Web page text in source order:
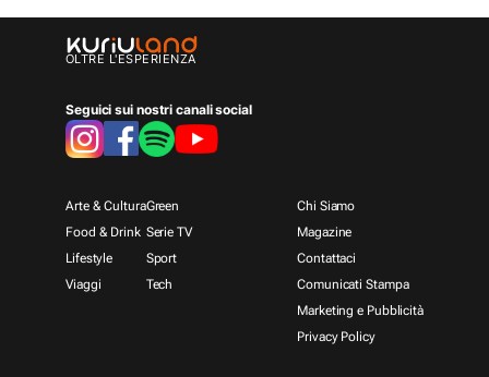
OLTRE L'ESPERIENZA
Seguici sui nostri canali social
Arte & Cultura
Food & Drink
Lifestyle
Viaggi
Green
Serie TV
Sport
Tech
Chi Siamo
Magazine
Contattaci
Comunicati Stampa
Marketing e Pubblicità
Privacy Policy